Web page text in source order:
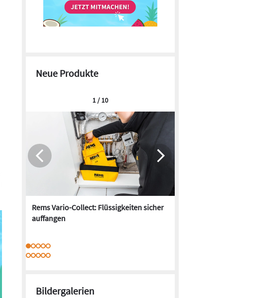
Neue Produkte
Rems Vario-Collect: Flüssigkeiten sicher
auffangen
1 / 10
Bildergalerien